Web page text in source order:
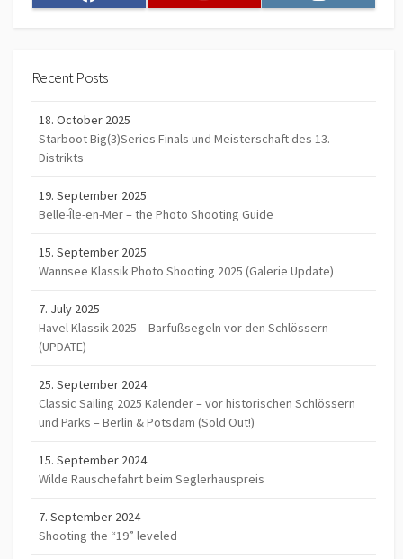
Recent Posts
18. October 2025
Starboot Big(3)Series Finals und Meisterschaft des 13.
Distrikts
19. September 2025
Belle-Île-en-Mer – the Photo Shooting Guide
15. September 2025
Wannsee Klassik Photo Shooting 2025 (Galerie Update)
7. July 2025
Havel Klassik 2025 – Barfußsegeln vor den Schlössern
(UPDATE)
25. September 2024
Classic Sailing 2025 Kalender – vor historischen Schlössern
und Parks – Berlin & Potsdam (Sold Out!)
15. September 2024
Wilde Rauschefahrt beim Seglerhauspreis
7. September 2024
Shooting the “19” leveled